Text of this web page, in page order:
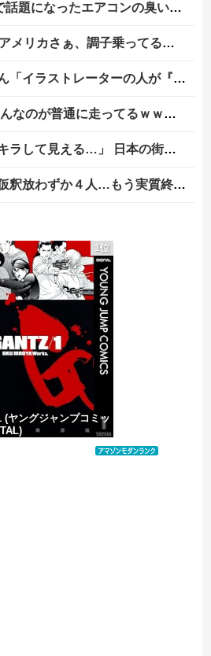
ンの臭いを消す方法をご覧ください」→「これマジ？」
るからお前らが頼ってる軍用中国ドローン輸出禁止するわw」
仕事を奪われる』って言ってるけど、あなた達は"仕事を奪う側"じゃない？」他
ｗｗｗｗｗｗｗｗｗｗｗｗｗｗｗｗｗｗｗｗｗｗｗｗｗｗｗｗｗｗｗｗｗｗｗｗ
頭インタビューに登場した女子高生4人組がエモすぎると話題に
わずか４人…もう実質終身刑だった
を捕まえろ』と叫ぶようなやり口で中国を貶めている」と強く非難！
規格外の生き物にビビりまくる 【Pickup05164712】
の売り場で唐揚げを食う中国人の子供
1位
(ヤングジャンプコミッ
価格：¥100